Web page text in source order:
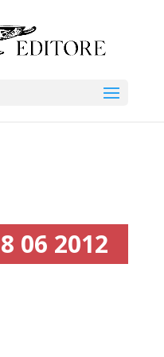
06 2012